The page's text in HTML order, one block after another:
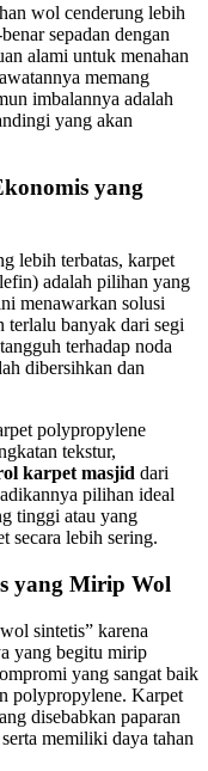
wol cenderung lebih
sepadan dengan
alami untuk menahan
memang
imbalannya adalah
yang akan
yang
lebih terbatas, karpet
adalah pilihan yang
menawarkan solusi
terlalu banyak dari segi
terhadap noda
dibersihkan dan
polypropylene
tekstur,
karpet masjid dari
pilihan ideal
tinggi atau yang
secara lebih sering.
yang Mirip Wol
sintetis” karena
yang begitu mirip
yang sangat baik
polypropylene. Karpet
disebabkan paparan
memiliki daya tahan